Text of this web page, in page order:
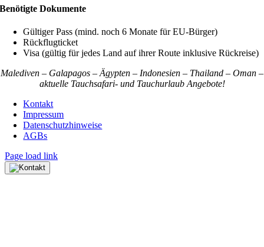
Benötigte Dokumente
Gültiger Pass (mind. noch 6 Monate für EU-Bürger)
Rückflugticket
Visa (gültig für jedes Land auf ihrer Route inklusive Rückreise)
Malediven – Galapagos – Ägypten – Indonesien – Thailand – Oman –
aktuelle Tauchsafari- und Tauchurlaub Angebote!
Kontakt
Impressum
Datenschutzhinweise
AGBs
Page load link